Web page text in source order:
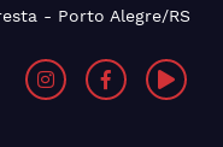
- Porto Alegre/RS